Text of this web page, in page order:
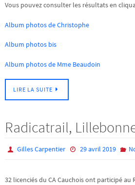
Vous pouvez consulter les résultats en
Album photos de Christophe
Album photos bis
Album photos de Mme Beaudoin
LIRE LA SUITE
Radicatrail,
Gilles Carpentier 29 avril 2019
32 licenciés du CA Cauchois ont participé au